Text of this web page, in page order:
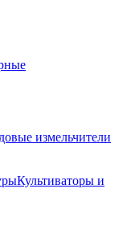
измельчители
Культиваторы и